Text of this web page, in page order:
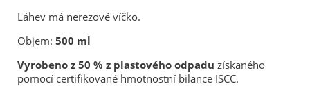
Láhev má nerezové víčko.
Objem: 500 ml
Vyrobeno z 50 % z plastového odpadu získaného
pomocí certifikované hmotnostní bilance ISCC.